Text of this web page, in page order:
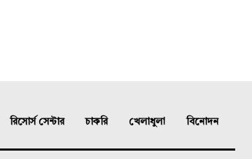
রিসোর্স সেন্টার চাকরি খেলাধুলা বিনোদন